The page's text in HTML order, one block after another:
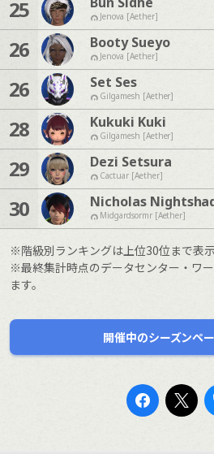
25 Jenova [Aether]
26 Booty Sueyo
Jenova [Aether]
26 Set Ses
Gilgamesh [Aether]
28 Kukuki Kuki
Gilgamesh [Aether]
29 Dezi Setsura
Cactuar [Aether]
30 Nicholas
Midgardsormr [Aether]
※階級別ランキングは上位30位まで表示
※最終集計時点のデータセンター・ワ
ます。
開催中のシーズンペ